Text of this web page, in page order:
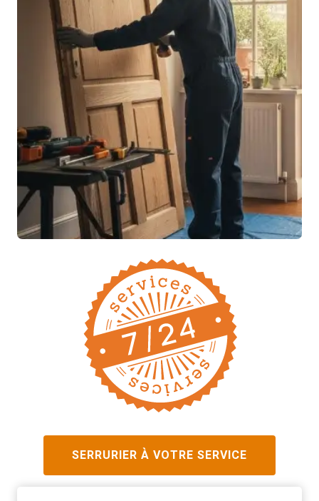
SERRURIER À VOTRE SERVICE